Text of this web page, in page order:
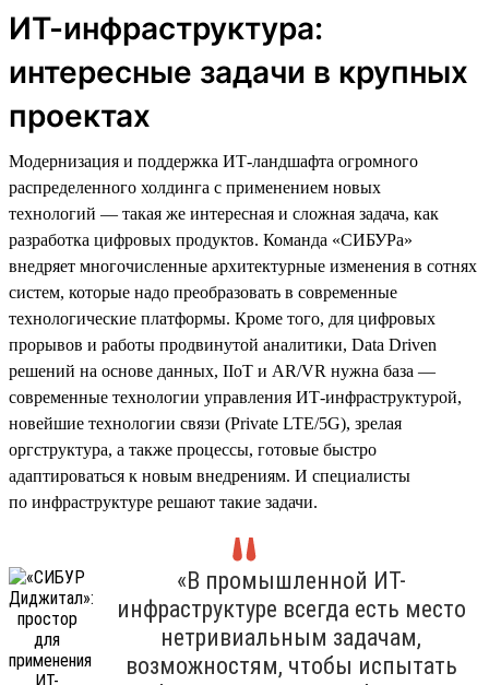
ИТ-инфраструктура:
интересные задачи в крупных
проектах
Модернизация и поддержка ИТ-ландшафта огромного
распределенного холдинга с применением новых
технологий — такая же интересная и сложная задача, как
разработка цифровых продуктов. Команда «СИБУРа»
внедряет многочисленные архитектурные изменения в сотнях
систем, которые надо преобразовать в современные
технологические платформы. Кроме того, для цифровых
прорывов и работы продвинутой аналитики, Data Driven
решений на основе данных, IIoT и AR/VR нужна база —
современные технологии управления ИТ-инфраструктурой,
новейшие технологии связи (Private LTE/5G), зрелая
оргструктура, а также процессы, готовые быстро
адаптироваться к новым внедрениям. И специалисты
по инфраструктуре решают такие задачи.
«В промышленной ИТ-
инфраструктуре всегда есть место
нетривиальным задачам,
возможностям, чтобы испытать